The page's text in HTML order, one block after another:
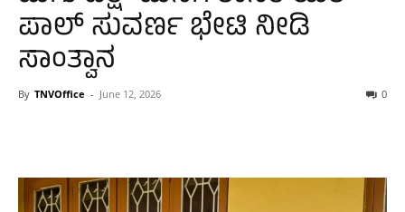
ಪಾಲ್ ಸುವರ್ಣ ಭೇಟಿ ನೀಡಿ
ಸಾಂತ್ವಾನ
By TNVOffice - June 12, 2026 0